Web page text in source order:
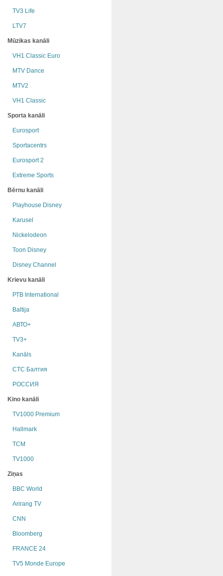
TV3 Life
LTV7
Mūzikas kanāli
VH1 Classic Euro
MTV Dance
MTV2
VH1 Classic
Sporta kanāli
Eurosport
Sportacentrs
Eurosport 2
Extreme Sports
Bērnu kanāli
Playhouse Disney
Karusel
Nickelodeon
Toon Disney
Disney Channel
Krievu kanāli
РТB International
Baltija
АВТО+
TV3+
Kanāls
СТС Балтия
РОССИЯ
Kino kanāli
TV1000 Premium
Hallmark
TCM
TV1000
Ziņas
BBC World
Arirang TV
CNN
Bloomberg
FRANCE 24
TV5 Monde Europe